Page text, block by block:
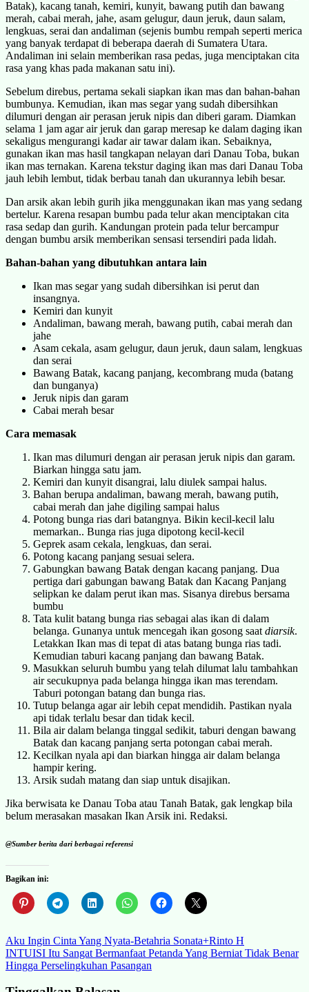
Batak), kacang tanah, kemiri, kunyit, bawang putih dan bawang
merah, cabai merah, jahe, asam gelugur, daun jeruk, daun salam,
lengkuas, serai dan andaliman (sejenis bumbu rempah seperti merica
yang banyak terdapat di beberapa daerah di Sumatera Utara.
Andaliman ini selain memberikan rasa pedas, juga menciptakan cita
rasa yang khas pada makanan satu ini).
Sebelum direbus, pertama sekali siapkan ikan mas dan bahan-bahan
bumbunya. Kemudian, ikan mas segar yang sudah dibersihkan
dilumuri dengan air perasan jeruk nipis dan diberi garam. Diamkan
selama 1 jam agar air jeruk dan garap meresap ke dalam daging ikan
sekaligus mengurangi kadar air tawar dalam ikan. Sebaiknya,
gunakan ikan mas hasil tangkapan nelayan dari Danau Toba, bukan
ikan mas ternakan. Karena tekstur daging ikan mas dari Danau Toba
jauh lebih lembut, tidak berbau tanah dan ukurannya lebih besar.
Dan arsik akan lebih gurih jika menggunakan ikan mas yang sedang
bertelur. Karena resapan bumbu pada telur akan menciptakan cita
rasa sedap dan gurih. Kandungan protein pada telur bercampur
dengan bumbu arsik memberikan sensasi tersendiri pada lidah.
Bahan-bahan yang dibutuhkan antara lain
Ikan mas segar yang sudah dibersihkan isi perut dan
insangnya.
Kemiri dan kunyit
Andaliman, bawang merah, bawang putih, cabai merah dan
jahe
Asam cekala, asam gelugur, daun jeruk, daun salam, lengkuas
dan serai
Bawang Batak, kacang panjang, kecombrang muda (batang
dan bunganya)
Jeruk nipis dan garam
Cabai merah besar
Cara memasak
Ikan mas dilumuri dengan air perasan jeruk nipis dan garam.
Biarkan hingga satu jam.
Kemiri dan kunyit disangrai, lalu diulek sampai halus.
Bahan berupa andaliman, bawang merah, bawang putih,
cabai merah dan jahe digiling sampai halus
Potong bunga rias dari batangnya. Bikin kecil-kecil lalu
memarkan.. Bunga rias juga dipotong kecil-kecil
Geprek asam cekala, lengkuas, dan serai.
Potong kacang panjang sesuai selera.
Gabungkan bawang Batak dengan kacang panjang. Dua
pertiga dari gabungan bawang Batak dan Kacang Panjang
selipkan ke dalam perut ikan mas. Sisanya direbus bersama
bumbu
Tata kulit batang bunga rias sebagai alas ikan di dalam
belanga. Gunanya untuk mencegah ikan gosong saat diarsik.
Letakkan Ikan mas di tepat di atas batang bunga rias tadi.
Kemudian taburi kacang panjang dan bawang Batak.
Masukkan seluruh bumbu yang telah dilumat lalu tambahkan
air secukupnya pada belanga hingga ikan mas terendam.
Taburi potongan batang dan bunga rias.
Tutup belanga agar air lebih cepat mendidih. Pastikan nyala
api tidak terlalu besar dan tidak kecil.
Bila air dalam belanga tinggal sedikit, taburi dengan bawang
Batak dan kacang panjang serta potongan cabai merah.
Kecilkan nyala api dan biarkan hingga air dalam belanga
hampir kering.
Arsik sudah matang dan siap untuk disajikan.
Jika berwisata ke Danau Toba atau Tanah Batak, gak lengkap bila
belum merasakan masakan Ikan Arsik ini. Redaksi.
@Sumber berita dari berbagai referensi
Bagikan ini:
Navigasi
pos
Aku Ingin Cinta Yang Nyata-Betahria Sonata+Rinto H
INTUISI Itu Sangat Bermanfaat Petanda Yang Berniat Tidak Benar
Hingga Perselingkuhan Pasangan